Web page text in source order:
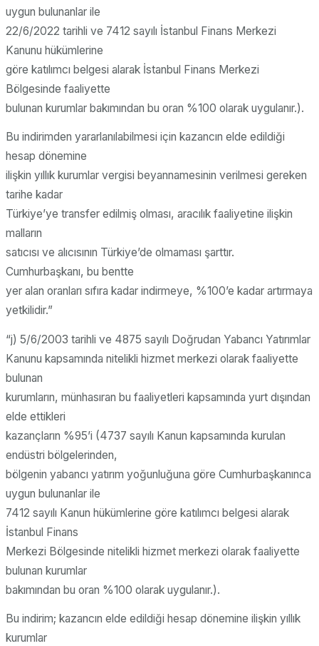
uygun bulunanlar ile
22/6/2022 tarihli ve 7412 sayılı İstanbul Finans Merkezi
Kanunu hükümlerine
göre katılımcı belgesi alarak İstanbul Finans Merkezi
Bölgesinde faaliyette
bulunan kurumlar bakımından bu oran %100 olarak uygulanır.).
Bu indirimden yararlanılabilmesi için kazancın elde edildiği
hesap dönemine
ilişkin yıllık kurumlar vergisi beyannamesinin verilmesi gereken
tarihe kadar
Türkiye’ye transfer edilmiş olması, aracılık faaliyetine ilişkin
malların
satıcısı ve alıcısının Türkiye’de olmaması şarttır.
Cumhurbaşkanı, bu bentte
yer alan oranları sıfıra kadar indirmeye, %100’e kadar artırmaya
yetkilidir.”
“j) 5/6/2003 tarihli ve 4875 sayılı Doğrudan Yabancı Yatırımlar
Kanunu kapsamında nitelikli hizmet merkezi olarak faaliyette
bulunan
kurumların, münhasıran bu faaliyetleri kapsamında yurt dışından
elde ettikleri
kazançların %95’i (4737 sayılı Kanun kapsamında kurulan
endüstri bölgelerinden,
bölgenin yabancı yatırım yoğunluğuna göre Cumhurbaşkanınca
uygun bulunanlar ile
7412 sayılı Kanun hükümlerine göre katılımcı belgesi alarak
İstanbul Finans
Merkezi Bölgesinde nitelikli hizmet merkezi olarak faaliyette
bulunan kurumlar
bakımından bu oran %100 olarak uygulanır.).
Bu indirim; kazancın elde edildiği hesap dönemine ilişkin yıllık
kurumlar